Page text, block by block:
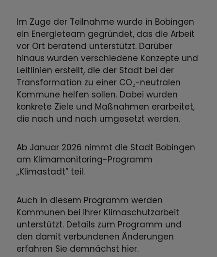
Im Zuge der Teilnahme wurde in Bobingen
ein Energieteam gegründet, das die Arbeit
vor Ort beratend unterstützt. Darüber
hinaus wurden verschiedene Konzepte und
Leitlinien erstellt, die der Stadt bei der
Transformation zu einer CO₂-neutralen
Kommune helfen sollen. Dabei wurden
konkrete Ziele und Maßnahmen erarbeitet,
die nach und nach umgesetzt werden.
Ab Januar 2026 nimmt die Stadt Bobingen
am Klimamonitoring-Programm
„Klimastadt” teil.
Auch in diesem Programm werden
Kommunen bei ihrer Klimaschutzarbeit
unterstützt. Details zum Programm und
den damit verbundenen Änderungen
erfahren Sie demnächst hier.